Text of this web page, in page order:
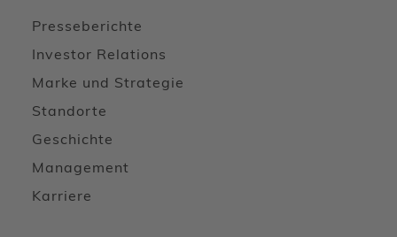
Presseberichte
Investor Relations
Marke und Strategie
Standorte
Geschichte
Management
Karriere